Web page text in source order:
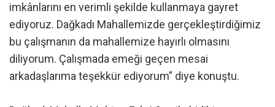
imkânlarını en verimli şekilde kullanmaya gayret
ediyoruz. Dağkadı Mahallemizde gerçekleştirdiğimiz
bu çalışmanın da mahallemize hayırlı olmasını
diliyorum. Çalışmada emeği geçen mesai
arkadaşlarıma teşekkür ediyorum” diye konuştu.